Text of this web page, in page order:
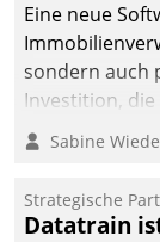
Eine neue
sondern auch
Investition, die
nachhaltige
dieses Ziel
Sabine
Strategische
Datatrain